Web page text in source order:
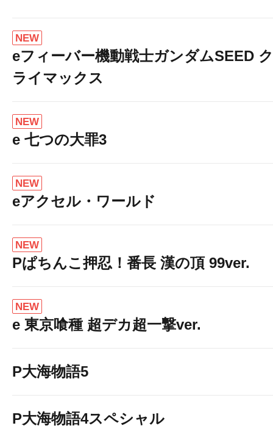
NEW
eフィーバー機動戦士ガンダムSEED ク
ライマックス
NEW
e 七つの大罪3
NEW
eアクセル・ワールド
NEW
Pぱちんこ押忍！番長 漢の頂 99ver.
NEW
e 東京喰種 超デカ超一撃ver.
P大海物語5
P大海物語4スペシャル